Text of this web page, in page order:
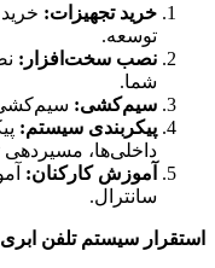
خرید تجهیزات:
توسعه.
نصب سخت‌افزار:
شما.
سیم‌کشی: سیم‌کشی
پیکربندی سیستم:
داخلی‌ها، مسیردهی
آموزش کارکنان:
سانترال.
استقرار سیستم تلفن